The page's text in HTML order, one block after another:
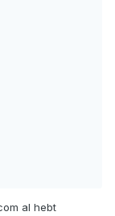
al hebt